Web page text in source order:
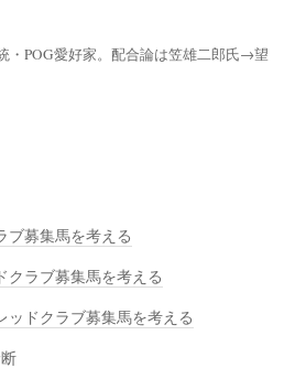
・POG愛好家。配合論は笠雄二郎氏→望
ブ募集馬を考える
クラブ募集馬を考える
ッドクラブ募集馬を考える